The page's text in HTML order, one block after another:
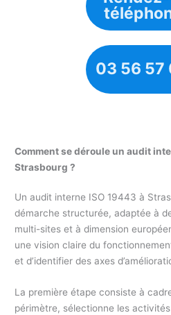
03 56 57
Comment se déroule un audit
Strasbourg ?
Un audit interne ISO 19443 à
démarche structurée, adaptée à
multi-sites et à dimension
une vision claire du
et d’identifier des axes
La première étape consiste à
périmètre, sélectionne les